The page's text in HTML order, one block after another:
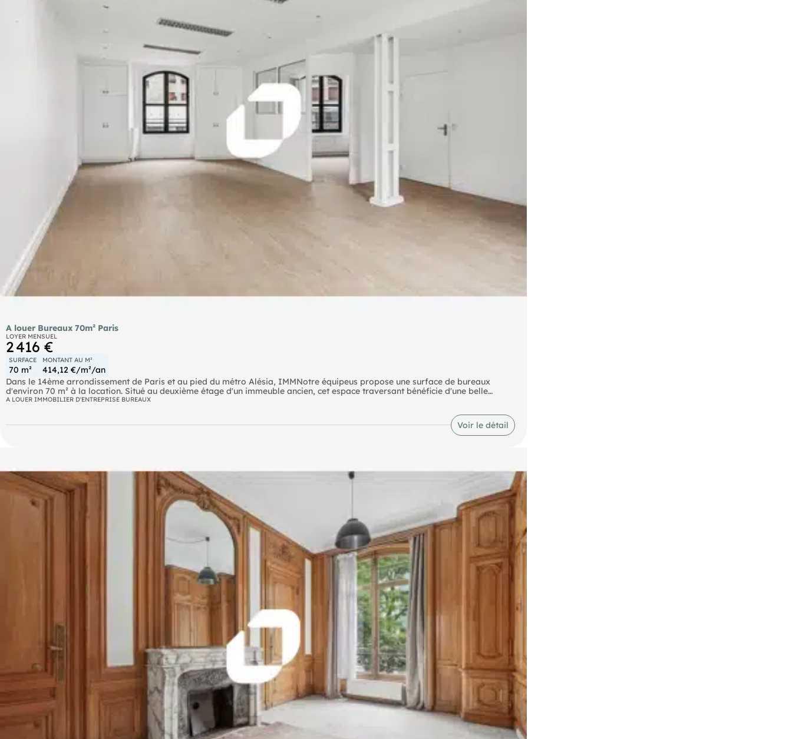
A louer Bureaux 70m² Paris
LOYER MENSUEL
2 416 €
SURFACE
70 m²
MONTANT AU M²
414,12 €/m²/an
Dans le 14ème arrondissement de Paris et au pied du métro Alésia, IMMNotre équipeus propose une surface de bureaux
d'environ 70 m² à la location. Situé au deuxième étage d'un immeuble ancien, cet espace traversant bénéficie d'une belle
luminosité et offre de nombreuses possibilités d'aménagement. Idéalement situé dans un quartier dynamique et parfaitement
Bus Bus Metro Alésia (4) Metro Porte d'Orléans (4) Autoroute Boulevard Périphérique Tramway Porte d'Orléans (3)
A LOUER IMMOBILIER D'ENTREPRISE BUREAUX
Voir le détail